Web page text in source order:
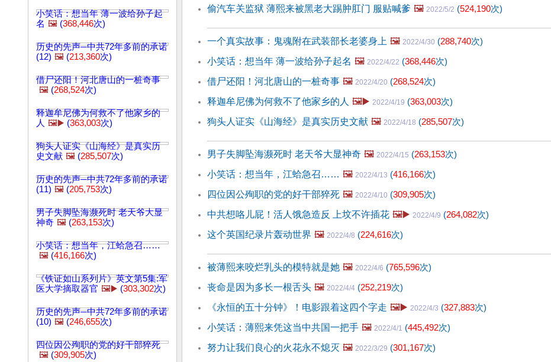
小笑话：想当年 薄一波给孙子起
名 🖼️ (368,446次)
历史的先声─中共72年多前的承诺
(12) 🖼️ (213,360次)
借尸还阳！河北唐山的一桩奇事
🖼️ (268,524次)
释迦牟尼佛为何救不了他家乡的
人 🖼️▶️ (363,003次)
狗头人证实《山海经》是真实历
史文献 🖼️ (285,507次)
历史的先声─中共72年多前的承诺
(11) 🖼️ (205,753次)
男子失脚坠海濒死时 老天爷大显
神奇 🖼️ (263,153次)
小笑话：想当年，江蛤急召……
🖼️ (416,166次)
《铁证如山系列片》英文第5集:军
医大学摘取器官 🖼️▶️ (303,302次)
历史的先声─中共72年多前的承诺
(10) 🖼️ (246,655次)
四位因公殉职的党的好干部猝死
🖼️ (309,905次)
偷汽车关监狱 薄熙来被黑老大踢肿肛门 服贴喊爹 🖼️ 2022/5/2 (524,190次)
一个真实故事：鬼魂附在武装部长老婆身上 🖼️ 2022/4/30 (288,740次)
小笑话：想当年 薄一波给孙子起名 🖼️ 2022/4/22 (368,446次)
借尸还阳！河北唐山的一桩奇事 🖼️ 2022/4/20 (268,524次)
释迦牟尼佛为何救不了他家乡的人 🖼️▶️ 2022/4/19 (363,003次)
狗头人证实《山海经》是真实历史文献 🖼️ 2022/4/18 (285,507次)
男子失脚坠海濒死时 老天爷大显神奇 🖼️ 2022/4/15 (263,153次)
小笑话：想当年，江蛤急召…… 🖼️ 2022/4/13 (416,166次)
四位因公殉职的党的好干部猝死 🖼️ 2022/4/10 (309,905次)
中共想咯儿屁！活人饿急造反 上坟不许插花 🖼️▶️ 2022/4/9 (264,082次)
这个英国纪录片轰动世界 🖼️ 2022/4/8 (224,616次)
被薄熙来咬烂乳头的模特就是她 🖼️ 2022/4/6 (765,596次)
丧命是因为多长一根舌头 🖼️ 2022/4/4 (252,219次)
《永恒的五十分钟》！电影跟着这四个字走 🖼️▶️ 2022/4/3 (327,883次)
小笑话：薄熙来凭这当中共国一把手 🖼️ 2022/4/1 (445,492次)
努力让我们良心的火花永不熄灭 🖼️ 2022/3/29 (301,167次)